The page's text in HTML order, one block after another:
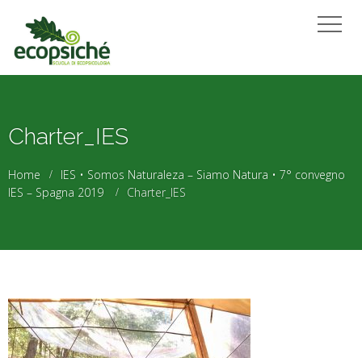
Charter_IES
Home
IES • Somos Naturaleza – Siamo Natura • 7° convegno
IES – Spagna 2019
Charter_IES